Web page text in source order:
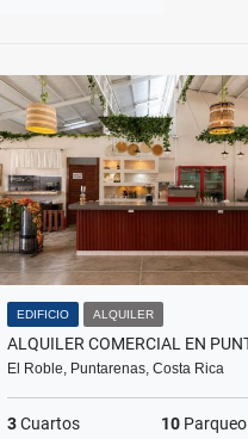
EDIFICIO ALQUILER
El Roble, Puntarenas, Costa Rica
3Cuartos 10Parqueo